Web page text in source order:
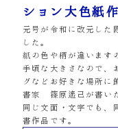
ション大色紙
元号が令和に改元した
した。
紙の色や柄が違います
手頃な大きさなので、
グなどお好きな場所に
書家 篠原遙己が書い
同じ文面・文字でも、
書作品です。